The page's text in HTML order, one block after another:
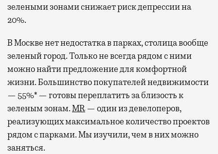
зелеными зонами снижает риск депрессии на
20%.
В Москве нет недостатка в парках, столица вообще
зеленый город. Только не всегда рядом с ними
можно найти предложение для комфортной
жизни. Большинство покупателей недвижимости
— 55%* — готовы переплатить за близость к
зеленым зонам.MR — один из девелоперов,
реализующих максимальное количество проектов
рядом с парками. Мы изучили, чем в них можно
заняться.